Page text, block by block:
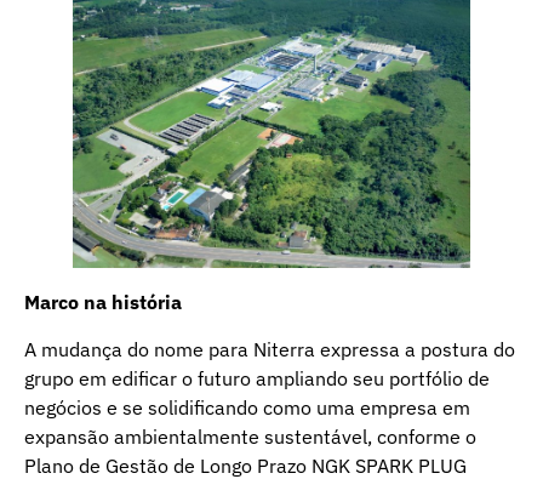
Marco na história
A mudança do nome para Niterra expressa a postura do
grupo em edificar o futuro ampliando seu portfólio de
negócios e se solidificando como uma empresa em
expansão ambientalmente sustentável, conforme o
Plano de Gestão de Longo Prazo NGK SPARK PLUG